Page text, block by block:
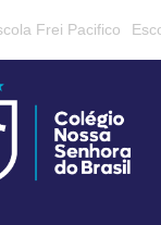
Frei Pacifico